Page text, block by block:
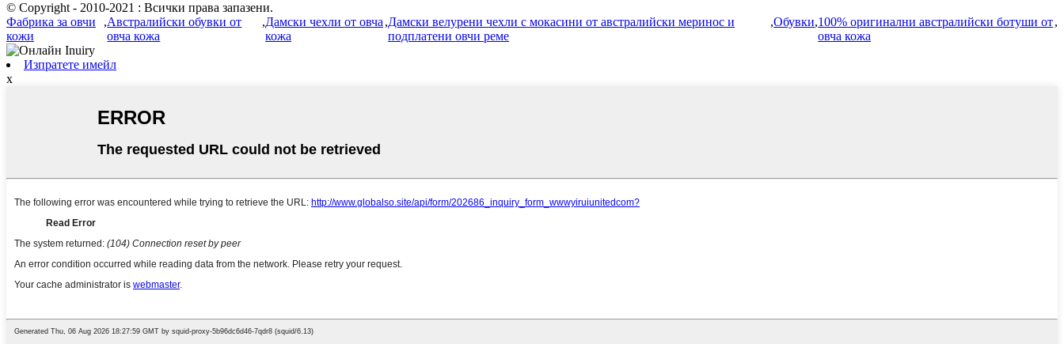
© Copyright - 2010-2021 : Всички права запазени.
Фабрика за овчи
кожи
,Австралийски обувки от
овча кожа
,Дамски чехли от овча
кожа
,Дамски велурени чехли с мокасини от австралийски меринос и
подплатени овчи реме
,Обувки,100% оригинални австралийски ботуши от
овча кожа
,
Изпратете имейл
x